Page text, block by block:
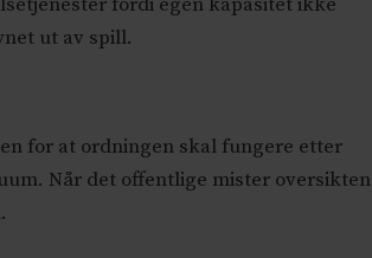
ut av spill.
for at ordningen skal fungere etter
Når det offentlige mister oversikten